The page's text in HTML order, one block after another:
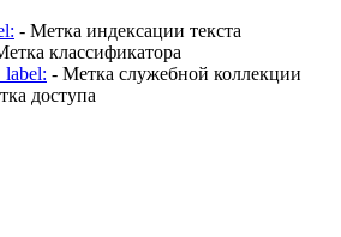
- Метка индексации текста
классификатора
- Метка служебной коллекции
доступа